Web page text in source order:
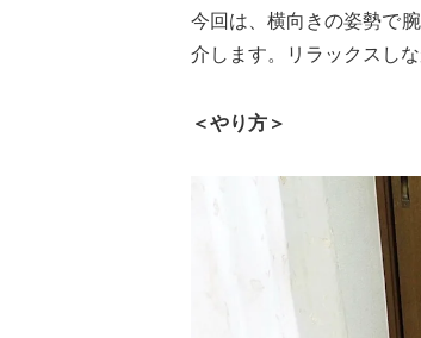
今回は、横向きの姿勢で
介します。リラックスし
＜やり方＞